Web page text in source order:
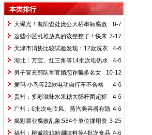
本类排行
8-7
大曝光！襄阳查处庞公大桥串标腐败
案 多人被抓
7-17
这些小区乱堆放真的该整整了！快来
看看你的小区有没有类似情况
4-6
天津市消协比较试验发现：12款洗衣
液、洗衣粉含荧光增白剂
4-6
湖北：万宝、红三角等14批次电热水
壶存隐患
10-12
男子冒充部队军官婚恋诈骗多名女
子20余万
4-6
爱玛 小鸟等22款电动自行车不合格
4-6
贵州：多彩滋味水果糖大肠杆菌超标
4-6
广州：6批次电吹风、蒸汽美容器有隐
患
3-25
揭彩票业腐败乱象:584个单位挪用资
金33.3亿元
4-6
福州：榕诚牌鸡精调味料等4批次食品